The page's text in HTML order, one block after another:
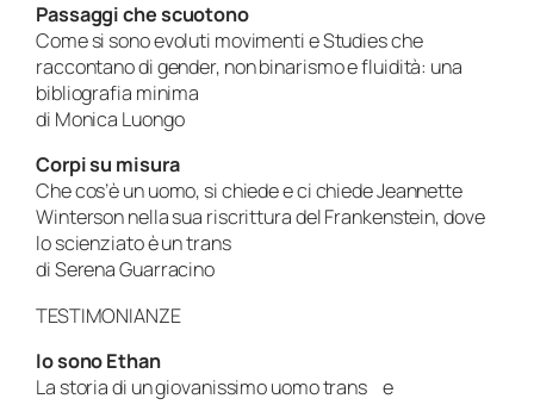
Passaggi che scuotono
Come si sono evoluti movimenti e Studies che
raccontano di gender, non binarismo e fluidità: una
bibliografia minima
di Monica Luongo
Corpi su misura
Che cos’è un uomo, si chiede e ci chiede Jeannette
Winterson nella sua riscrittura del Frankenstein, dove
lo scienziato è un trans
di Serena Guarracino
TESTIMONIANZE
Io sono Ethan
La storia di un giovanissimo uomo trans e